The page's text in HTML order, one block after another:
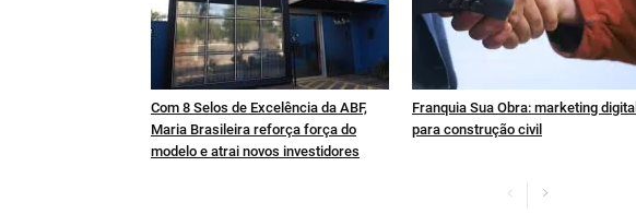
Com 8 Selos de Excelência da ABF,
Maria Brasileira reforça força do
modelo e atrai novos investidores
Franquia Sua Obra: marketing digital
para construção civil